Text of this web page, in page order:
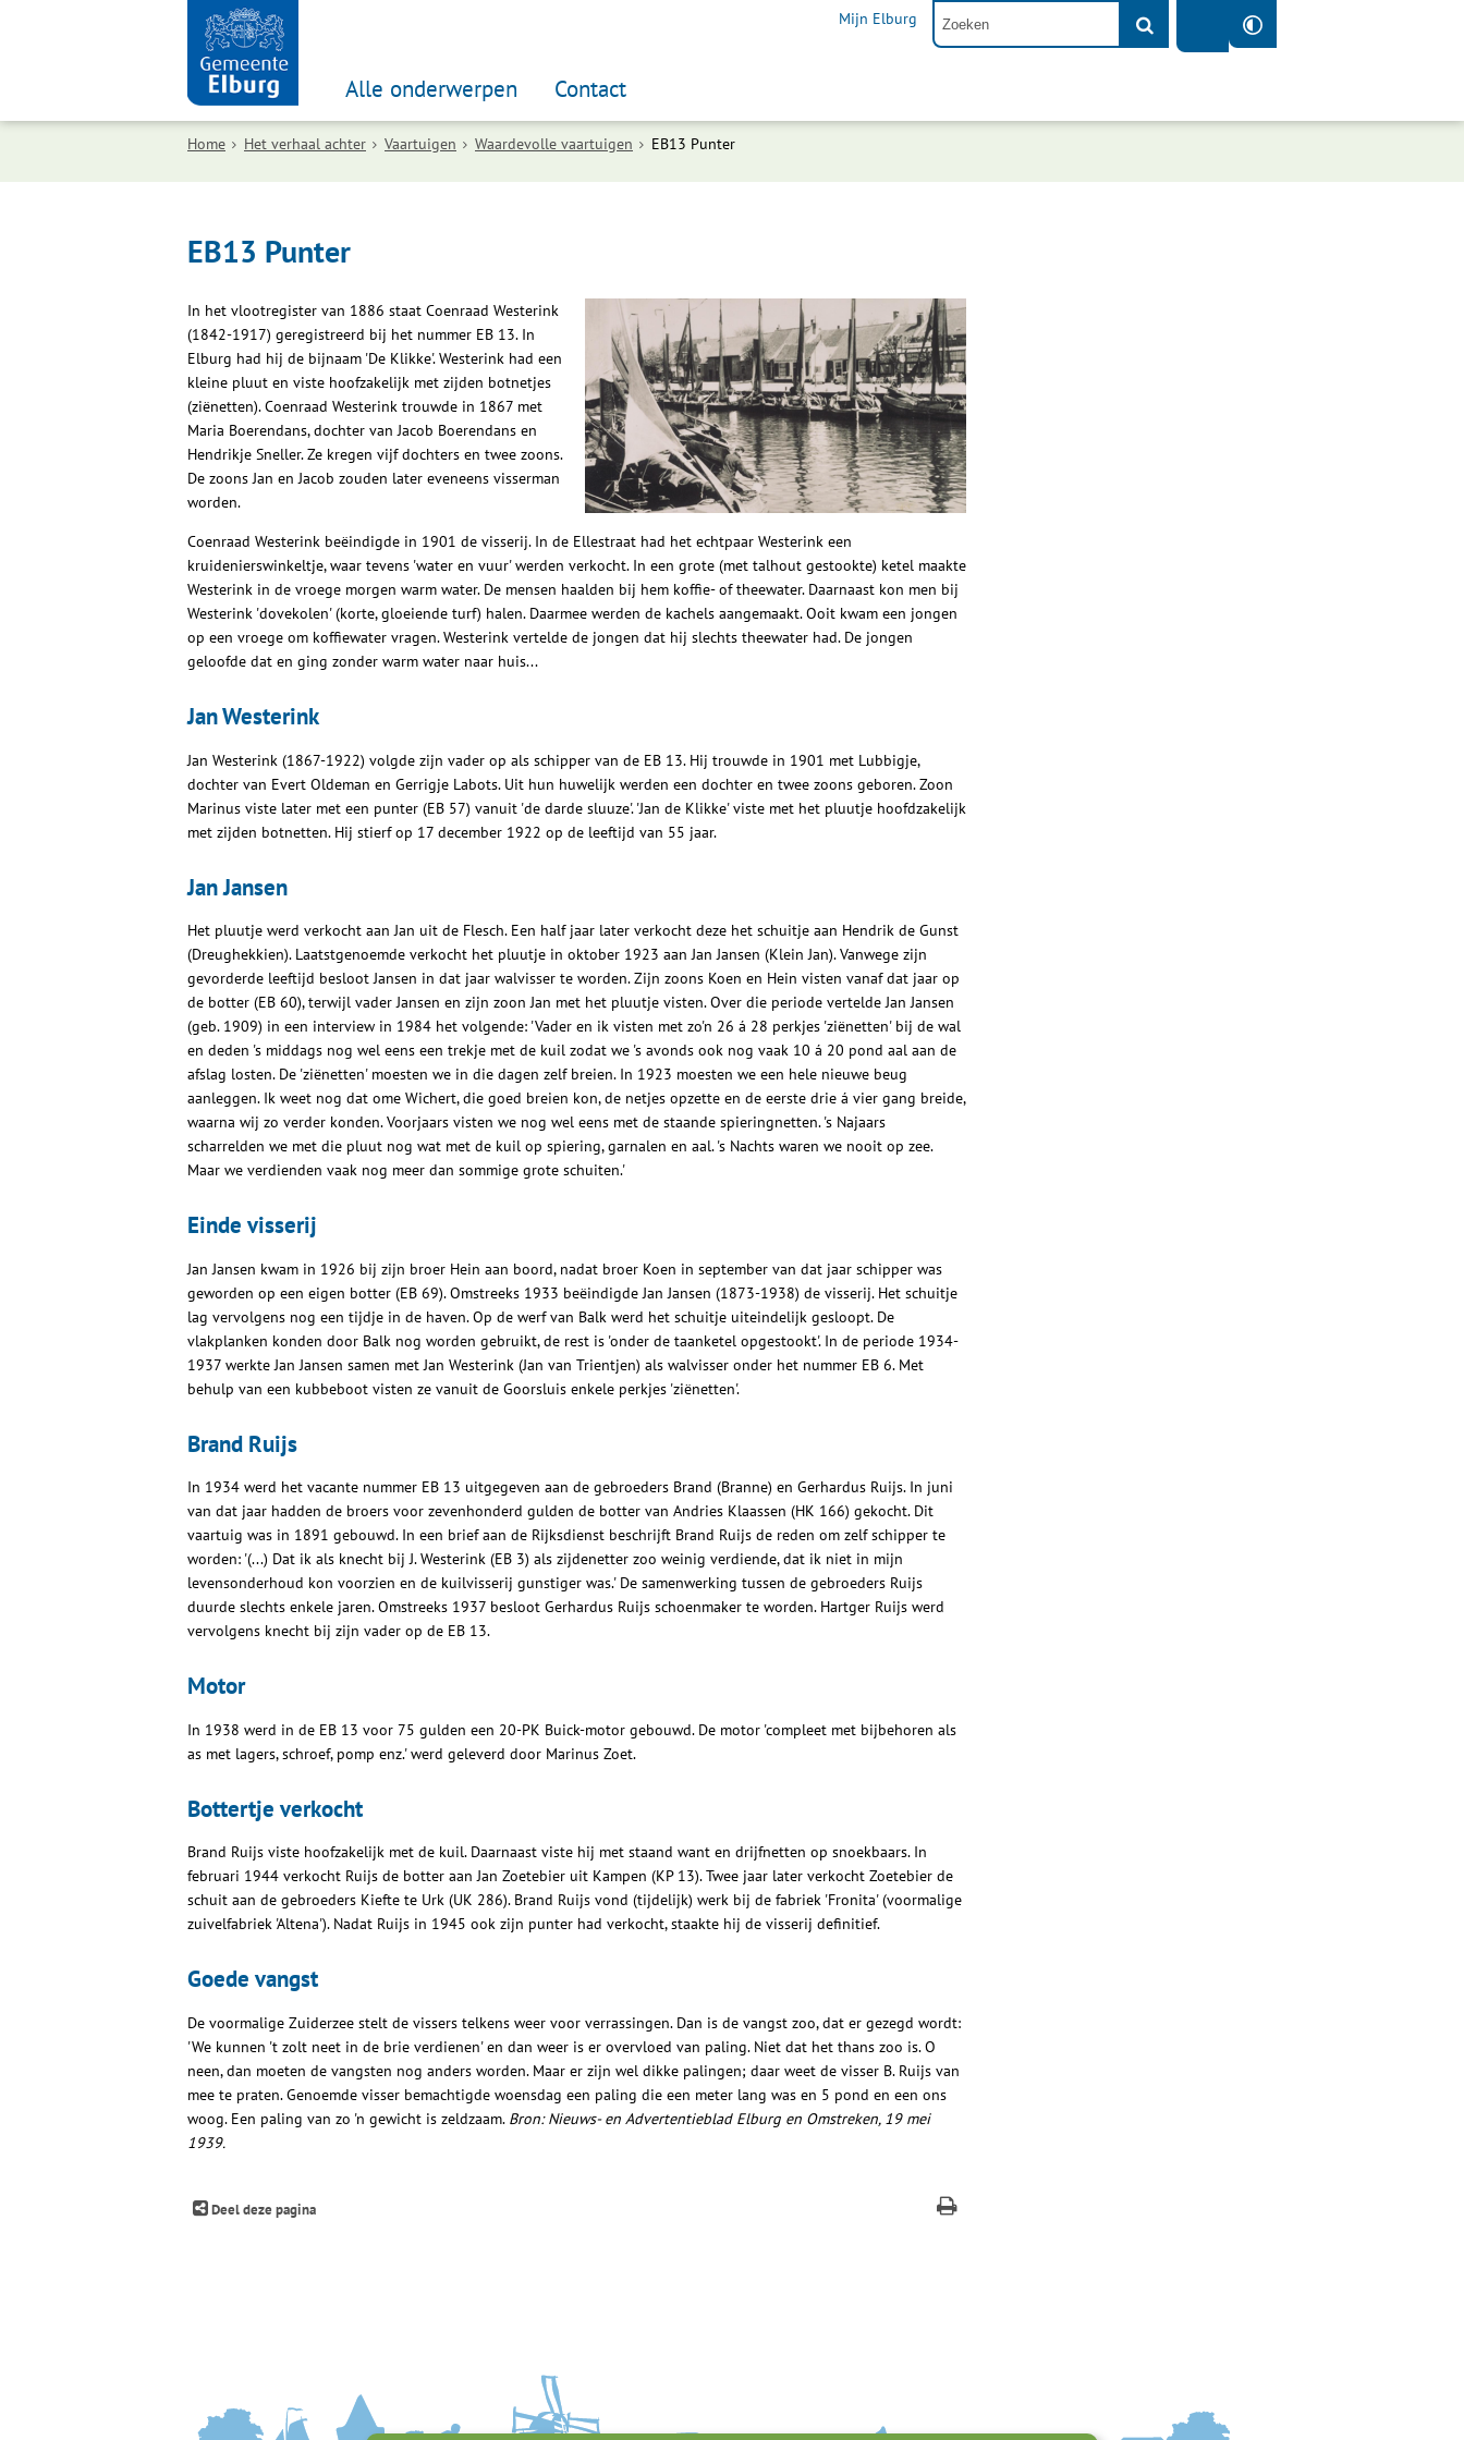
Mijn Elburg
Alle onderwerpen Contact
Home Het verhaal achter Vaartuigen Waardevolle vaartuigen EB13 Punter
EB13 Punter
In het vlootregister van 1886 staat Coenraad Westerink
(1842-1917) geregistreerd bij het nummer EB 13. In
Elburg had hij de bijnaam 'De Klikke'. Westerink had een
kleine pluut en viste hoofzakelijk met zijden botnetjes
(ziënetten). Coenraad Westerink trouwde in 1867 met
Maria Boerendans, dochter van Jacob Boerendans en
Hendrikje Sneller. Ze kregen vijf dochters en twee zoons.
De zoons Jan en Jacob zouden later eveneens visserman
worden.
Coenraad Westerink beëindigde in 1901 de visserij. In de Ellestraat had het echtpaar Westerink een
kruidenierswinkeltje, waar tevens 'water en vuur' werden verkocht. In een grote (met talhout gestookte) ketel maakte
Westerink in de vroege morgen warm water. De mensen haalden bij hem koffie- of theewater. Daarnaast kon men bij
Westerink 'dovekolen' (korte, gloeiende turf) halen. Daarmee werden de kachels aangemaakt. Ooit kwam een jongen
op een vroege om koffiewater vragen. Westerink vertelde de jongen dat hij slechts theewater had. De jongen
geloofde dat en ging zonder warm water naar huis...
Jan Westerink
Jan Westerink (1867-1922) volgde zijn vader op als schipper van de EB 13. Hij trouwde in 1901 met Lubbigje,
dochter van Evert Oldeman en Gerrigje Labots. Uit hun huwelijk werden een dochter en twee zoons geboren. Zoon
Marinus viste later met een punter (EB 57) vanuit 'de darde sluuze'. 'Jan de Klikke' viste met het pluutje hoofdzakelijk
met zijden botnetten. Hij stierf op 17 december 1922 op de leeftijd van 55 jaar.
Jan Jansen
Het pluutje werd verkocht aan Jan uit de Flesch. Een half jaar later verkocht deze het schuitje aan Hendrik de Gunst
(Dreughekkien). Laatstgenoemde verkocht het pluutje in oktober 1923 aan Jan Jansen (Klein Jan). Vanwege zijn
gevorderde leeftijd besloot Jansen in dat jaar walvisser te worden. Zijn zoons Koen en Hein visten vanaf dat jaar op
de botter (EB 60), terwijl vader Jansen en zijn zoon Jan met het pluutje visten. Over die periode vertelde Jan Jansen
(geb. 1909) in een interview in 1984 het volgende: 'Vader en ik visten met zo'n 26 á 28 perkjes 'ziënetten' bij de wal
en deden 's middags nog wel eens een trekje met de kuil zodat we 's avonds ook nog vaak 10 á 20 pond aal aan de
afslag losten. De 'ziënetten' moesten we in die dagen zelf breien. In 1923 moesten we een hele nieuwe beug
aanleggen. Ik weet nog dat ome Wichert, die goed breien kon, de netjes opzette en de eerste drie á vier gang breide,
waarna wij zo verder konden. Voorjaars visten we nog wel eens met de staande spieringnetten. 's Najaars
scharrelden we met die pluut nog wat met de kuil op spiering, garnalen en aal. 's Nachts waren we nooit op zee.
Maar we verdienden vaak nog meer dan sommige grote schuiten.'
Einde visserij
Jan Jansen kwam in 1926 bij zijn broer Hein aan boord, nadat broer Koen in september van dat jaar schipper was
geworden op een eigen botter (EB 69). Omstreeks 1933 beëindigde Jan Jansen (1873-1938) de visserij. Het schuitje
lag vervolgens nog een tijdje in de haven. Op de werf van Balk werd het schuitje uiteindelijk gesloopt. De
vlakplanken konden door Balk nog worden gebruikt, de rest is 'onder de taanketel opgestookt'. In de periode 1934-
1937 werkte Jan Jansen samen met Jan Westerink (Jan van Trientjen) als walvisser onder het nummer EB 6. Met
behulp van een kubbeboot visten ze vanuit de Goorsluis enkele perkjes 'ziënetten'.
Brand Ruijs
In 1934 werd het vacante nummer EB 13 uitgegeven aan de gebroeders Brand (Branne) en Gerhardus Ruijs. In juni
van dat jaar hadden de broers voor zevenhonderd gulden de botter van Andries Klaassen (HK 166) gekocht. Dit
vaartuig was in 1891 gebouwd. In een brief aan de Rijksdienst beschrijft Brand Ruijs de reden om zelf schipper te
worden: '(...) Dat ik als knecht bij J. Westerink (EB 3) als zijdenetter zoo weinig verdiende, dat ik niet in mijn
levensonderhoud kon voorzien en de kuilvisserij gunstiger was.' De samenwerking tussen de gebroeders Ruijs
duurde slechts enkele jaren. Omstreeks 1937 besloot Gerhardus Ruijs schoenmaker te worden. Hartger Ruijs werd
vervolgens knecht bij zijn vader op de EB 13.
Motor
In 1938 werd in de EB 13 voor 75 gulden een 20-PK Buick-motor gebouwd. De motor 'compleet met bijbehoren als
as met lagers, schroef, pomp enz.' werd geleverd door Marinus Zoet.
Bottertje verkocht
Brand Ruijs viste hoofzakelijk met de kuil. Daarnaast viste hij met staand want en drijfnetten op snoekbaars. In
februari 1944 verkocht Ruijs de botter aan Jan Zoetebier uit Kampen (KP 13). Twee jaar later verkocht Zoetebier de
schuit aan de gebroeders Kiefte te Urk (UK 286). Brand Ruijs vond (tijdelijk) werk bij de fabriek 'Fronita' (voormalige
zuivelfabriek 'Altena'). Nadat Ruijs in 1945 ook zijn punter had verkocht, staakte hij de visserij definitief.
Goede vangst
De voormalige Zuiderzee stelt de vissers telkens weer voor verrassingen. Dan is de vangst zoo, dat er gezegd wordt:
'We kunnen 't zolt neet in de brie verdienen' en dan weer is er overvloed van paling. Niet dat het thans zoo is. O
neen, dan moeten de vangsten nog anders worden. Maar er zijn wel dikke palingen; daar weet de visser B. Ruijs van
mee te praten. Genoemde visser bemachtigde woensdag een paling die een meter lang was en 5 pond en een ons
woog. Een paling van zo 'n gewicht is zeldzaam. Bron: Nieuws- en Advertentieblad Elburg en Omstreken, 19 mei
1939.
Deel deze pagina